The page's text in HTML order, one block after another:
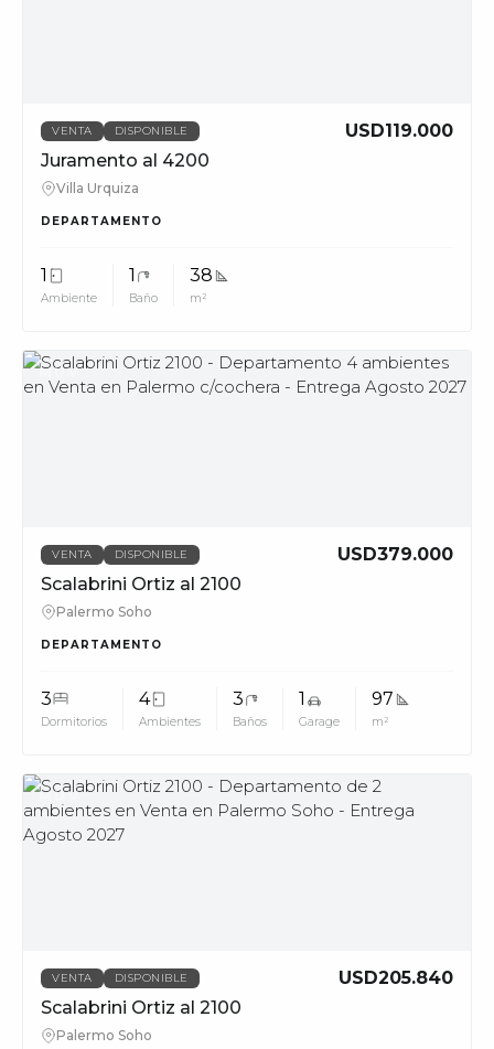
VENTA DISPONIBLE
USD119.000
Juramento al 4200
Villa Urquiza
DEPARTAMENTO
1
Ambiente
1
Baño
38
m²
MUV
VENTA DISPONIBLE
USD379.000
Scalabrini Ortiz al 2100
Palermo Soho
DEPARTAMENTO
3
Dormitorios
4
Ambientes
3
Baños
1
Garage
97
m²
MUV
VENTA DISPONIBLE
USD205.840
Scalabrini Ortiz al 2100
Palermo Soho